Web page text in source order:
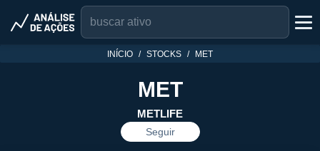
INÍCIO STOCKS MET
MET
METLIFE
Seguir